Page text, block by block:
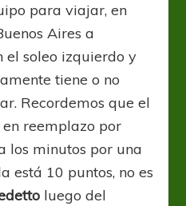
para viajar, en
Aires a
el soleo izquierdo y
tiene o no
Recordemos que el
reemplazo por
los minutos por una
está 10 puntos, no es
luego del